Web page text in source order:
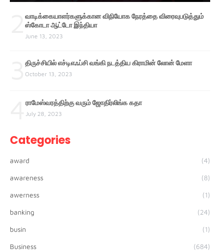
வாடிக்கையாளர்களுக்கான விநியோக நேரத்தை விரைவுபடுத்தும்
ஸ்கோடா ஆட்டோ இந்தியா
June 13, 2023
திருச்சியில் எச்டிஎஃப்சி வங்கி நடத்திய கிராமின் லோன் மேளா
October 13, 2023
ராமேஸ்வரத்திற்கு வரும் ஜோதிர்லிங்க கதா
July 28, 2023
Categories
award (4)
awareness (8)
awerness (1)
banking (24)
busin (1)
Business (684)